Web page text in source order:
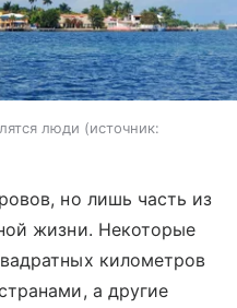
люди
источник:
но лишь часть из
жизни. Некоторые
километров
а другие